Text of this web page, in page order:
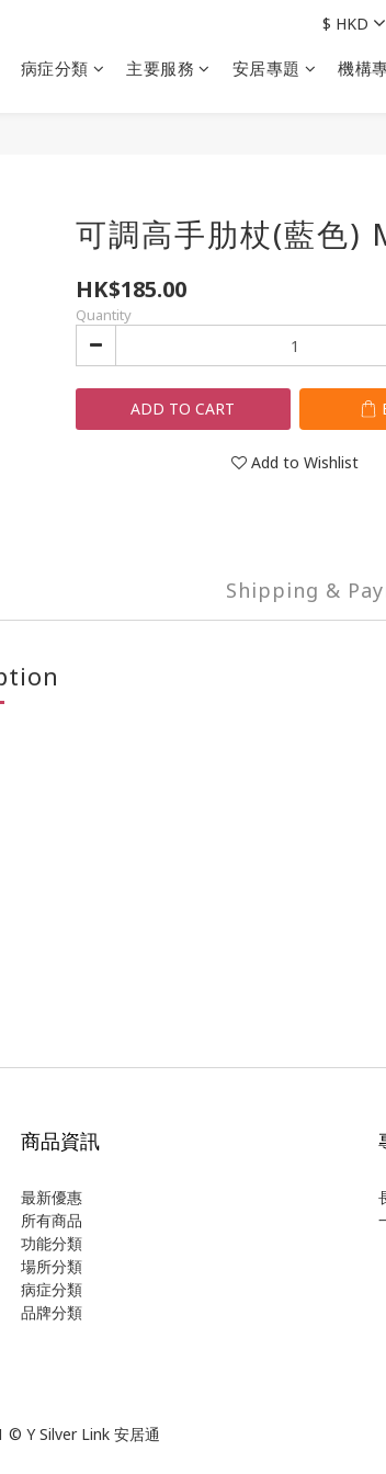
病症分類 主要服務 安居專題 機構
$ HKD
可調高手肋杖(藍色)
HK$185.00
Quantity
ADD TO CART
Add to Wishlist
Shipping &
商品資訊
最新優惠
所有商品
功能分類
場所分類
病症分類
品牌分類
© Y Silver Link 安居通